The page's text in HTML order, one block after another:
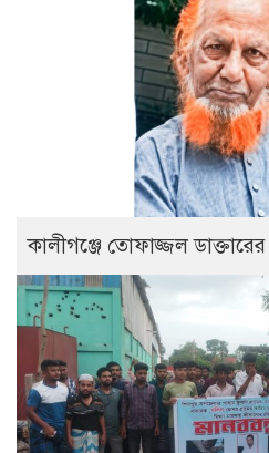
কালীগঞ্জে তোফাজ্জল